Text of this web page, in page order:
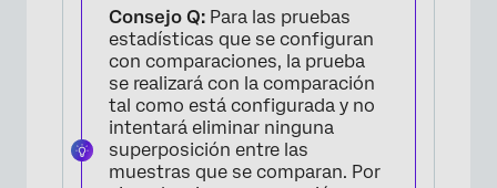
Consejo Q: Para las pruebas
estadísticas que se configuran
con comparaciones, la prueba
se realizará con la comparación
tal como está configurada y no
intentará eliminar ninguna
superposición entre las
muestras que se comparan. Por